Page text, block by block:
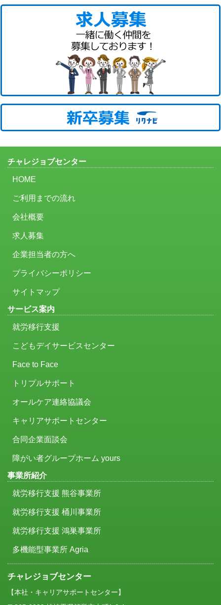
チャレジョブセンター
HOME
ご利用までの流れ
会社概要
求人募集
企業担当者の方へ
プライバシーポリシー
サイトマップ
サービス案内
就労移行支援
こどもデイサービスセンター
Face to Face
トリプルサポート
オールケア連絡協議会
キャリアサポートセンター
合同企業面談会
障がい者グループホーム yours
事業所紹介
就労移行支援 熊谷事業所
就労移行支援 桶川事業所
就労移行支援 鴻巣事業所
多機能型事業所 Agria
チャレジョブセンター
【本社・キャリアサポートセンター】